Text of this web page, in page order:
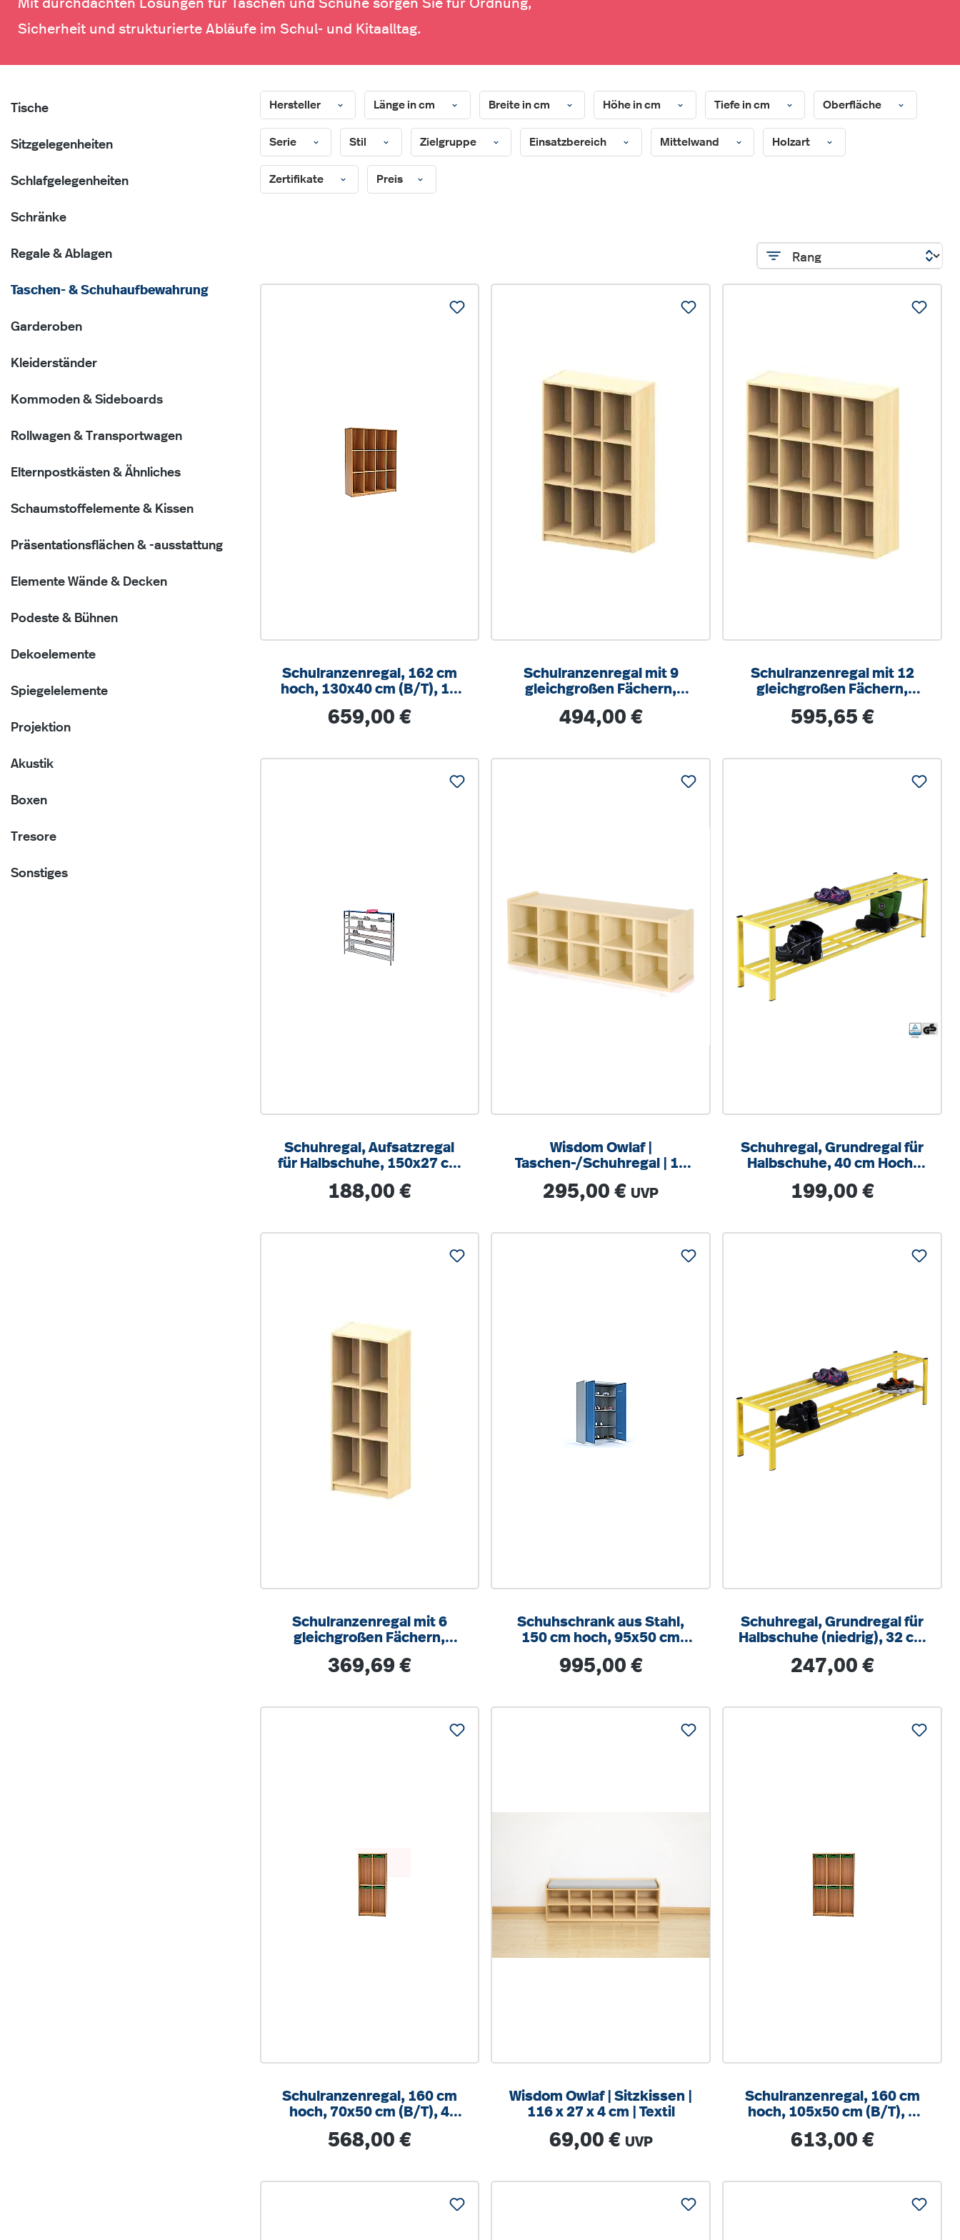
Mit durchdachten Lösungen für Taschen und Schuhe sorgen Sie für Ordnung,
Sicherheit und strukturierte Abläufe im Schul- und Kitaalltag.
Tische
Sitzgelegenheiten
Schlafgelegenheiten
Schränke
Regale & Ablagen
Taschen- & Schuhaufbewahrung
Garderoben
Kleiderständer
Kommoden & Sideboards
Rollwagen & Transportwagen
Elternpostkästen & Ähnliches
Schaumstoffelemente & Kissen
Präsentationsflächen & -ausstattung
Elemente Wände & Decken
Podeste & Bühnen
Dekoelemente
Spiegelelemente
Projektion
Akustik
Boxen
Tresore
Sonstiges
Hersteller Länge in cm Breite in cm Höhe in cm Tiefe in cm Oberfläche
Serie Stil Zielgruppe Einsatzbereich Mittelwand Holzart
Zertifikate Preis
Schulranzenregal, 162 cm
hoch, 130x40 cm (B/T), 12
Variante
Regulärer Preis:
659,00 €
Schulranzenregal mit 9
gleichgroßen Fächern,
Regulärer Preis:
494,00 €
Schulranzenregal mit 12
gleichgroßen Fächern,
Regulärer Preis:
595,65 €
Schuhregal, Aufsatzregal
für Halbschuhe, 150x27 cm
Regulärer Preis:
188,00 €
Wisdom Owlaf |
Taschen-/Schuhregal | 10
Echtholz/Furnier, Dekor
Regulärer Preis:
295,00 € UVP
Schuhregal, Grundregal für
Halbschuhe, 40 cm Hoch,
18 cm
Regulärer Preis:
199,00 €
Schulranzenregal mit 6
gleichgroßen Fächern,
Regulärer Preis:
369,69 €
Schuhschrank aus Stahl,
150 cm hoch, 95x50 cm
Regulärer Preis:
995,00 €
Schuhregal, Grundregal für
Halbschuhe (niedrig), 32 cm
Regulärer Preis:
247,00 €
Schulranzenregal, 160 cm
hoch, 70x50 cm (B/T), 4
Regulärer Preis:
568,00 €
Wisdom Owlaf | Sitzkissen |
116 x 27 x 4 cm | Textil
Regulärer Preis:
69,00 € UVP
Schulranzenregal, 160 cm
hoch, 105x50 cm (B/T), 6
Regulärer Preis:
613,00 €